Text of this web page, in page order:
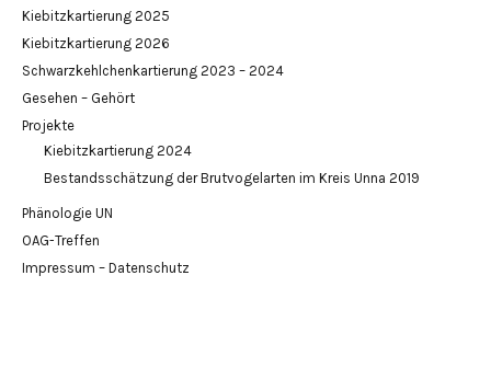
Kiebitzkartierung 2025
Kiebitzkartierung 2026
Schwarzkehlchenkartierung 2023 – 2024
Gesehen – Gehört
Projekte
Kiebitzkartierung 2024
Bestandsschätzung der Brutvogelarten im Kreis Unna 2019
Phänologie UN
OAG-Treffen
Impressum – Datenschutz